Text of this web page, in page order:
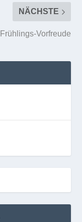
NÄCHSTE
Frühlings-Vorfreude